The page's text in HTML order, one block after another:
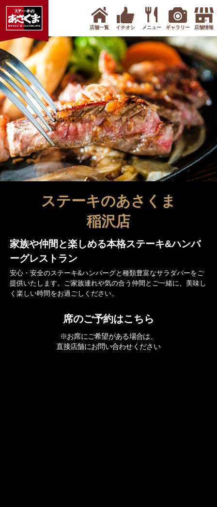
店舗情報
ギャラリー
メニュー
イチオシ
店舗一覧
ステーキのあさくま
稲沢店
家族や仲間と楽しめる本格ステーキ&ハンバ
ーグレストラン
安心・安全のステーキ&ハンバーグと種類豊富なサラダバーをご
提供いたします。ご家族連れや気の合う仲間とご一緒に、美味し
く楽しい時間をお過ごしください。
席のご予約はこちら
※お席にご希望がある場合は、
直接店舗にお問い合わせください